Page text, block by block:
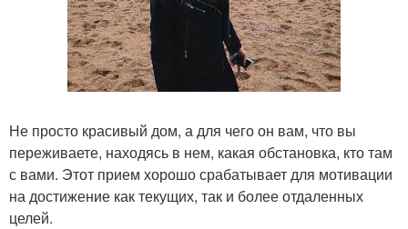
Не просто красивый дом, а для чего он вам, что вы
переживаете, находясь в нем, какая обстановка, кто там
с вами. Этот прием хорошо срабатывает для мотивации
на достижение как текущих, так и более отдаленных
целей.